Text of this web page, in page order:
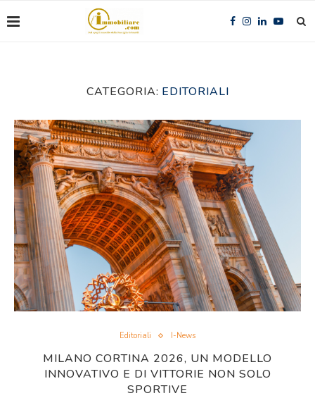
CATEGORIA: EDITORIALI
Editoriali I-News
MILANO CORTINA 2026, UN MODELLO
INNOVATIVO E DI VITTORIE NON SOLO
SPORTIVE